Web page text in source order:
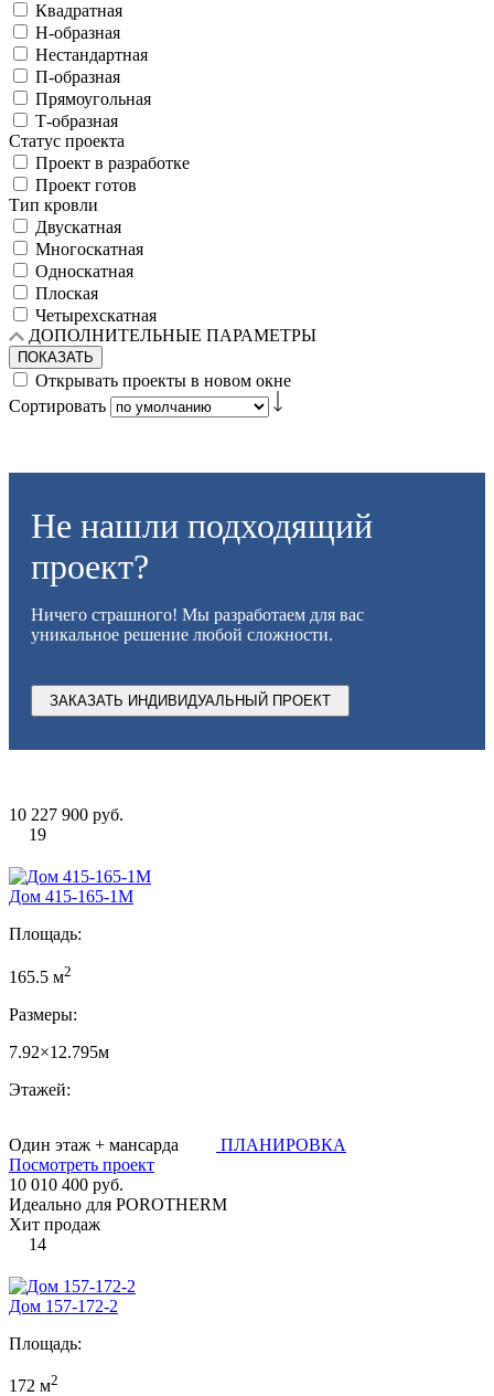
Квадратная
Н-образная
Нестандартная
П-образная
Прямоугольная
Т-образная
Статус проекта
Проект в разработке
Проект готов
Тип кровли
Двускатная
Многоскатная
Односкатная
Плоская
Четырехскатная
ДОПОЛНИТЕЛЬНЫЕ ПАРАМЕТРЫ
ПОКАЗАТЬ
Открывать проекты в новом окне
Сортировать
Не нашли подходящий
проект?
Ничего страшного! Мы разработаем для вас
уникальное решение любой сложности.
ЗАКАЗАТЬ ИНДИВИДУАЛЬНЫЙ ПРОЕКТ
10 227 900 руб.
19
Дом 415-165-1М
Площадь:
165.5 м2
Размеры:
7.92×12.795м
Этажей:
Один этаж + мансарда
ПЛАНИРОВКА
Посмотреть проект
10 010 400 руб.
Идеально для POROTHERM
Хит продаж
14
Дом 157-172-2
Площадь:
172 м2